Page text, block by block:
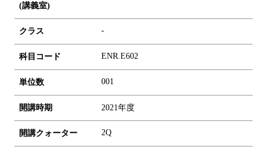
(講義室)
クラス -
科目コード ENR.E602
単位数 001
開講時期 2021年度
開講クォーター 2Q